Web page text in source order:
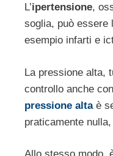
L’ipertensione,
soglia, può essere
esempio infarti e
La pressione alta,
controllo anche
pressione altaè
praticamente